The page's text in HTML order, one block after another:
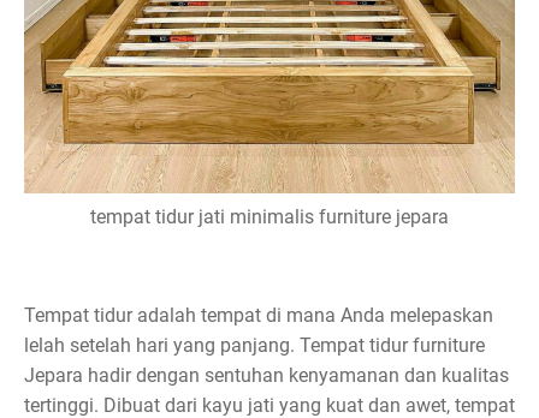
tempat tidur jati minimalis furniture jepara
Tempat tidur adalah tempat di mana Anda melepaskan
lelah setelah hari yang panjang. Tempat tidur furniture
Jepara hadir dengan sentuhan kenyamanan dan kualitas
tertinggi. Dibuat dari kayu jati yang kuat dan awet, tempat